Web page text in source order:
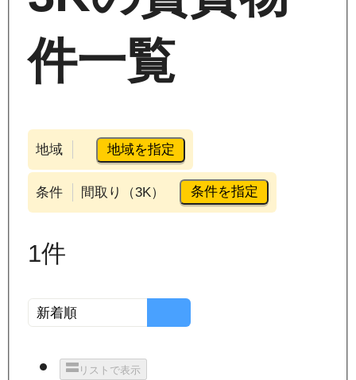
件一覧
地域 地域を指定
条件 間取り（3K） 条件を指定
1件
リストで表示